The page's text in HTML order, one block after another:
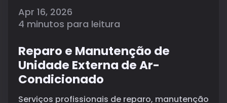
Apr 16, 2026
4 minutos para leitura
Reparo e Manutenção de
Unidade Externa de Ar-
Condicionado
Serviços profissionais de reparo, manutenção